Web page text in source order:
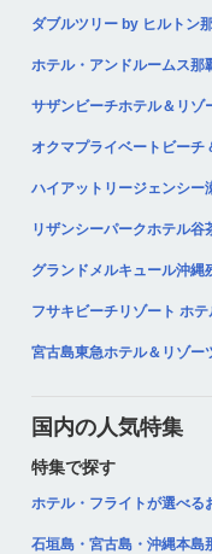
ダブルツリー by ヒルトン
ホテル・アンドルームス那
サザンビーチホテル＆リゾ
オクマプライベートビーチ
ハイアットリージェンシー
リザンシーパークホテル谷
グランドメルキュール沖縄
フサキビーチリゾート ホ
宮古島東急ホテル＆リゾー
国内の人気特集
特集で探す
ホテル・フライトが選べる
石垣島・宮古島・沖縄本島